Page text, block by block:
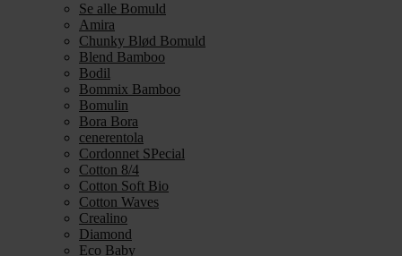
Se alle Bomuld
Amira
Chunky Blød Bomuld
Blend Bamboo
Bodil
Bommix Bamboo
Bomulin
Bora Bora
cenerentola
Cordonnet SPecial
Cotton 8/4
Cotton Soft Bio
Cotton Waves
Crealino
Diamond
Eco Baby